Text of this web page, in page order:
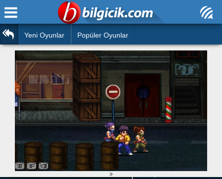
Araba
Bilardo
Barbie
Boyama
Futbol
Angry Birds
Silah
Ana Sayfa
Bilmeceler
Deyimler
Duvar Yazıları
Hızlı Okuma Testi
Yeni Oyunlar Popüler Oyunlar